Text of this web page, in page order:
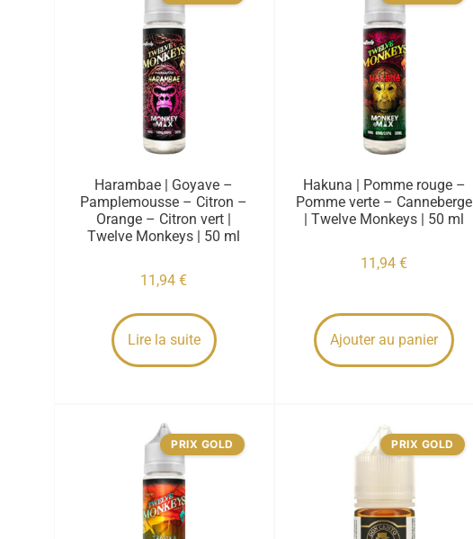
Harambae | Goyave –
Pamplemousse – Citron –
Orange – Citron vert |
Twelve Monkeys | 50 ml
11,94€
Lire la suite
Hakuna | Pomme rouge –
Pomme verte – Canneberge
| Twelve Monkeys | 50 ml
11,94€
Ajouter au panier
PRIX GOLD PRIX GOLD